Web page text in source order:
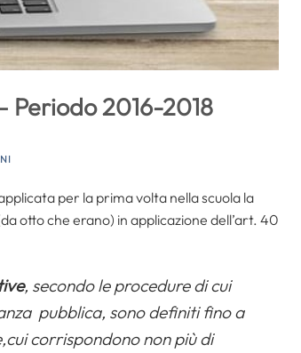
Periodo 2016-2018
per la prima volta nella scuola la
otto che erano) in applicazione dell’art. 40
, secondo le procedure di cui
pubblica, sono definiti fino a
corrispondono non più di